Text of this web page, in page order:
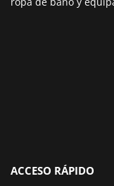
ACCESO RÁPIDO